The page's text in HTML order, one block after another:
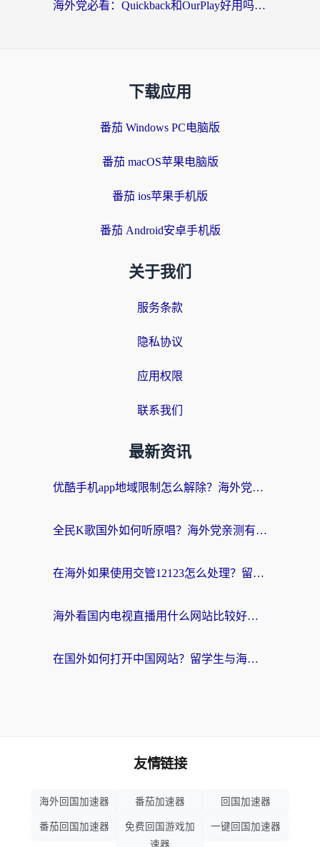
海外党必看：Quickback和OurPlay好用吗？3分钟选对回国加速器，无缝刷剧玩游戏
下载应用
番茄 Windows PC电脑版
番茄 macOS苹果电脑版
番茄 ios苹果手机版
番茄 Android安卓手机版
关于我们
服务条款
隐私协议
应用权限
联系我们
最新资讯
优酷手机app地域限制怎么解除？海外党亲测有效的追剧方案
全民K歌国外如何听原唱？海外党亲测有效的回国加速器选择指南
在海外如果使用交管12123怎么处理？留学生亲测有效的回国加速方案
海外看国内电视直播用什么网站比较好？一篇解决你所有追剧难题的实用指南
在国外如何打开中国网站？留学生与海外华人的无缝访问指南
友情链接
海外回国加速器 番茄加速器 回国加速器
番茄回国加速器
免费回国游戏加
速器
一键回国加速器